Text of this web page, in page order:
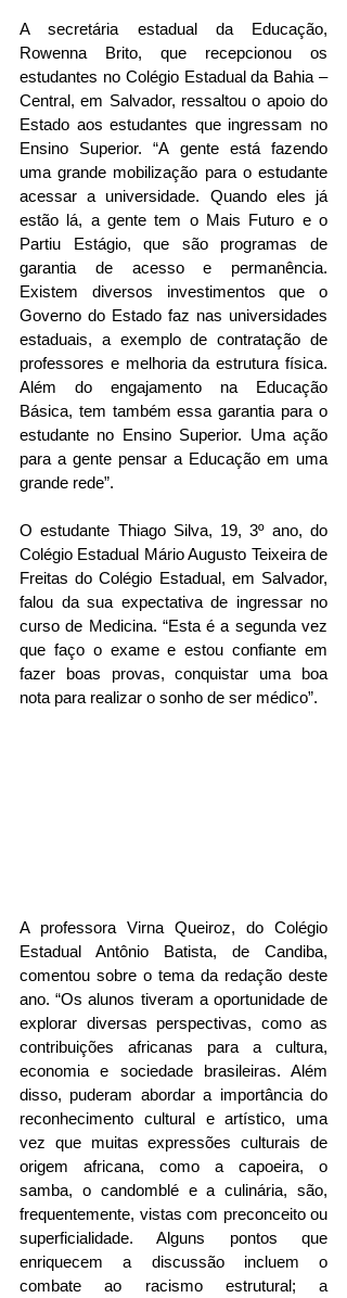
A secretária estadual da Educação,
Rowenna Brito, que recepcionou os
estudantes no Colégio Estadual da Bahia –
Central, em Salvador, ressaltou o apoio do
Estado aos estudantes que ingressam no
Ensino Superior. “A gente está fazendo
uma grande mobilização para o estudante
acessar a universidade. Quando eles já
estão lá, a gente tem o Mais Futuro e o
Partiu Estágio, que são programas de
garantia de acesso e permanência.
Existem diversos investimentos que o
Governo do Estado faz nas universidades
estaduais, a exemplo de contratação de
professores e melhoria da estrutura física.
Além do engajamento na Educação
Básica, tem também essa garantia para o
estudante no Ensino Superior. Uma ação
para a gente pensar a Educação em uma
grande rede”.
O estudante Thiago Silva, 19, 3º ano, do
Colégio Estadual Mário Augusto Teixeira de
Freitas do Colégio Estadual, em Salvador,
falou da sua expectativa de ingressar no
curso de Medicina. “Esta é a segunda vez
que faço o exame e estou confiante em
fazer boas provas, conquistar uma boa
nota para realizar o sonho de ser médico”.
A professora Virna Queiroz, do Colégio
Estadual Antônio Batista, de Candiba,
comentou sobre o tema da redação deste
ano. “Os alunos tiveram a oportunidade de
explorar diversas perspectivas, como as
contribuições africanas para a cultura,
economia e sociedade brasileiras. Além
disso, puderam abordar a importância do
reconhecimento cultural e artístico, uma
vez que muitas expressões culturais de
origem africana, como a capoeira, o
samba, o candomblé e a culinária, são,
frequentemente, vistas com preconceito ou
superficialidade. Alguns pontos que
enriquecem a discussão incluem o
combate ao racismo estrutural; a